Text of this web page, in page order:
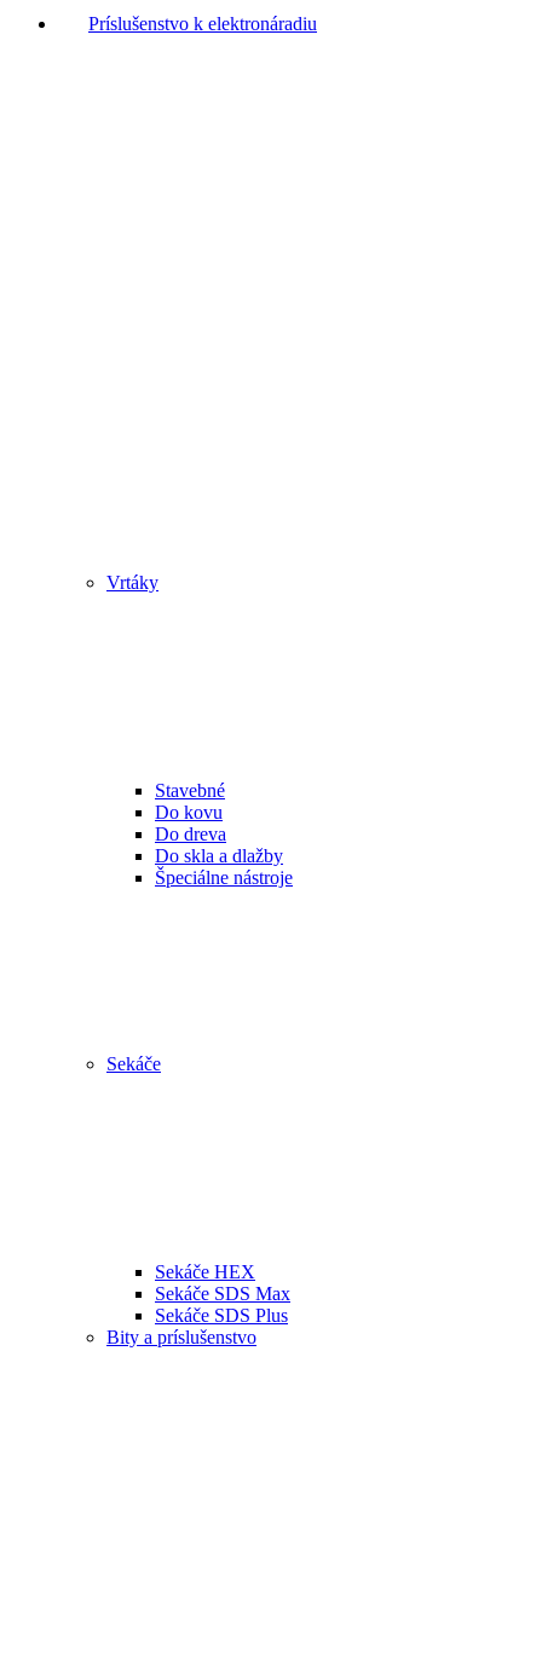
Príslušenstvo k elektronáradiu
Vrtáky
Stavebné
Do kovu
Do dreva
Do skla a dlažby
Špeciálne nástroje
Sekáče
Sekáče HEX
Sekáče SDS Max
Sekáče SDS Plus
Bity a príslušenstvo